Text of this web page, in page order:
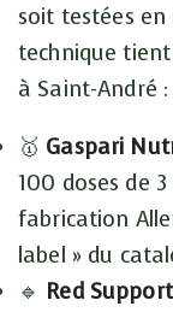
soit testées
technique
à Saint-André :
🥇 Gaspari
100 doses de
fabrication
label » du
🔹 Red